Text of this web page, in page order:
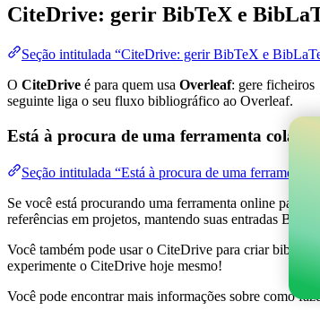
CiteDrive: gerir BibTeX e
Seção intitulada “CiteDrive: gerir BibTeX e
O CiteDrive é para quem usa Overleaf: gere ficheiros
seguinte liga o seu fluxo bibliográfico ao Overleaf.
Está à procura de uma ferramenta
Seção intitulada “Está à procura de uma
Se você está procurando uma ferramenta online para
referências em projetos, mantendo suas entradas
Você também pode usar o CiteDrive para criar
experimente o CiteDrive hoje mesmo!
Você pode encontrar mais informações sobre como